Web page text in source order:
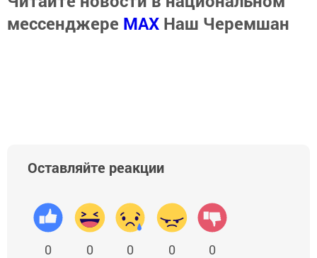
мессенджере MАХ Наш Черемшан
Оставляйте реакции
0 0 0 0 0